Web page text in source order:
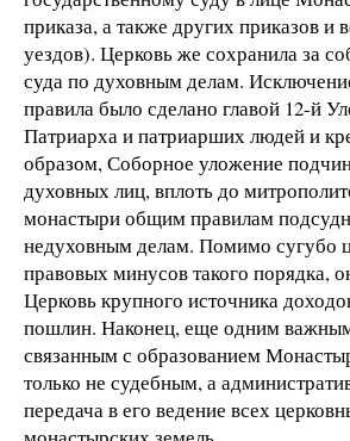
приказа, а также других приказов и
уездов). Церковь же сохранила за
суда по духовным делам.
правила было сделано главой 12-й
Патриарха и патриарших людей и
образом, Соборное уложение
духовных лиц, вплоть до
монастыри общим правилам
недуховным делам. Помимо сугубо
правовых минусов такого порядка,
Церковь крупного источника
пошлин. Наконец, еще одним
связанным с образованием
только не судебным, а
передача в его ведение всех